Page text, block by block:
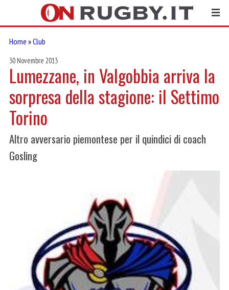
Home »Club
30 Novembre 2013
Lumezzane, in Valgobbia arriva la
sorpresa della stagione: il Settimo
Torino
Altro avversario piemontese per il quindici di coach
Gosling